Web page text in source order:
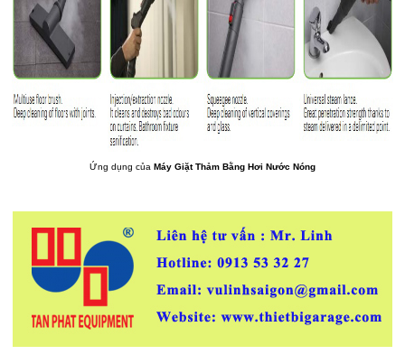
Ứng dụng của Máy Giặt Thảm Bằng Hơi Nước Nóng